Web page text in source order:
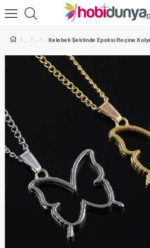
Kelebek Şeklinde Epoksi Reçine